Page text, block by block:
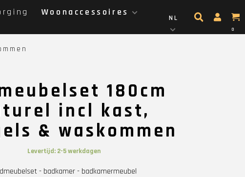
Woonaccessoires
NL
0
180cm
incl kast,
& waskommen
Levertijd: 2-5 werkdagen
- badkamer - badkamermeubel